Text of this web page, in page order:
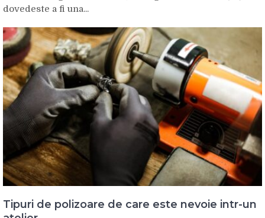
dovedeste a fi una...
Tipuri de polizoare de care este nevoie intr-un